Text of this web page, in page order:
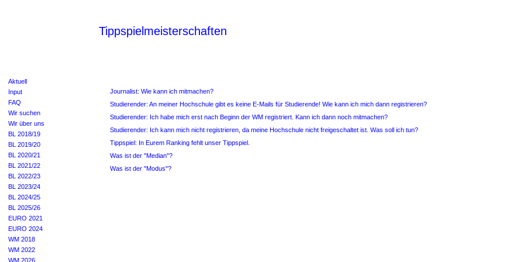
Tippspielmeisterschaften
Aktuell
Input
FAQ
Wir suchen
Wir über uns
BL 2018/19
BL 2019/20
BL 2020/21
BL 2021/22
BL 2022/23
BL 2023/24
BL 2024/25
BL 2025/26
EURO 2021
EURO 2024
WM 2018
WM 2022
WM 2026
Journalist: Wie kann ich mitmachen?
Studierender: An meiner Hochschule gibt es keine E-Mails für Studierende! Wie kann ich mich dann registrieren?
Studierender: Ich habe mich erst nach Beginn der WM registriert. Kann ich dann noch mitmachen?
Studierender: Ich kann mich nicht registrieren, da meine Hochschule nicht freigeschaltet ist. Was soll ich tun?
Tippspiel: In Eurem Ranking fehlt unser Tippspiel.
Was ist der "Median"?
Was ist der "Modus"?